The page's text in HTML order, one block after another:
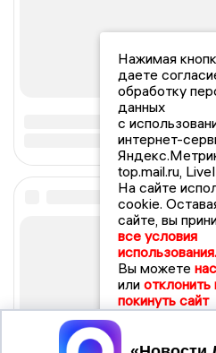
Нажимая
даете
обработку
данных
с
интернет-
top.mail.ru,
На сайте
cookie.
сайте, вы
все условия
использования.
Вы можете
или отклонить
покинуть сайт
Принять